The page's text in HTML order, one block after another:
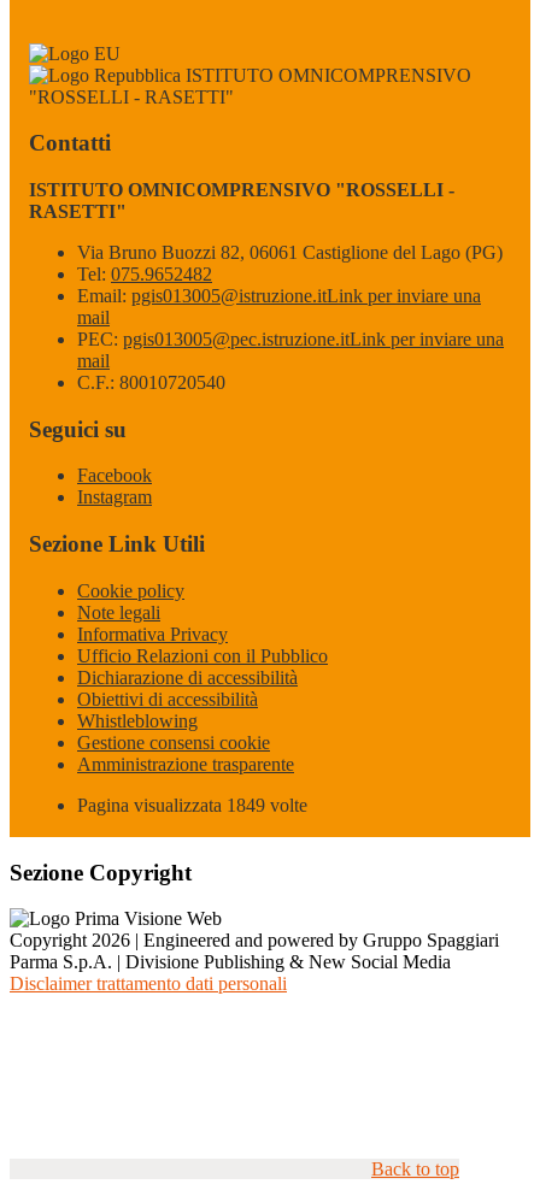
ISTITUTO OMNICOMPRENSIVO
"ROSSELLI - RASETTI"
Contatti
ISTITUTO OMNICOMPRENSIVO "ROSSELLI -
RASETTI"
Via Bruno Buozzi 82, 06061 Castiglione del Lago (PG)
Tel: 075.9652482
Email: pgis013005@istruzione.itLink per inviare una
mail
PEC: pgis013005@pec.istruzione.itLink per inviare una
mail
C.F.: 80010720540
Seguici su
Facebook
Instagram
Sezione Link Utili
Cookie policy
Note legali
Informativa Privacy
Ufficio Relazioni con il Pubblico
Dichiarazione di accessibilità
Obiettivi di accessibilità
Whistleblowing
Gestione consensi cookie
Amministrazione trasparente
Pagina visualizzata 1849 volte
Sezione Copyright
Copyright 2026 | Engineered and powered by Gruppo Spaggiari
Parma S.p.A. | Divisione Publishing & New Social Media
Disclaimer trattamento dati personali
Back to top